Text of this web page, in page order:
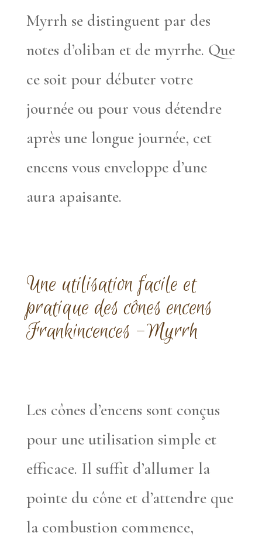
Myrrh se distinguent par des
notes d’oliban et de myrrhe. Que
ce soit pour débuter votre
journée ou pour vous détendre
après une longue journée, cet
encens vous enveloppe d’une
aura apaisante.
Une utilisation facile et
pratique des cônes encens
Frankincences -Myrrh
Les cônes d’encens sont conçus
pour une utilisation simple et
efficace. Il suffit d’allumer la
pointe du cône et d’attendre que
la combustion commence,